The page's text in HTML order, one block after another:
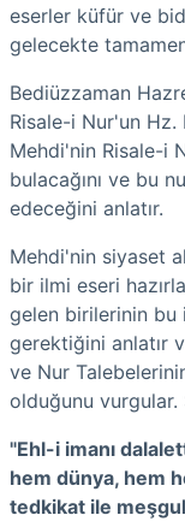
eserler küfür ve
gelecekte
Bediüzzaman
Risale-i Nur'un
Mehdi'nin Risale-i
bulacağını ve bu
edeceğini anlatır.
Mehdi'nin siyaset
bir ilmi eseri
gelen birilerinin bu
gerektiğini anlatır
ve Nur
olduğunu vurgular.
"Ehl-i imanı
hem dünya, hem
tedkikat ile